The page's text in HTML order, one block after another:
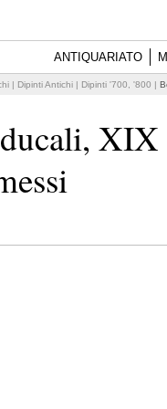
ANTIQUARIATO
| Dipinti Antichi | Dipinti '700, '800 |